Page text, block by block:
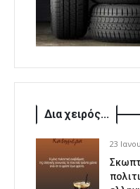
Δια χειρός...
23